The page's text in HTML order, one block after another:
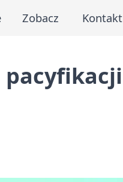
Zobacz Kontakt
pacyfikacji